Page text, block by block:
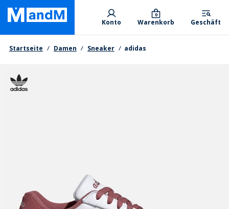
Skip
main
content
Primary departments
Konto Warenkorb
0
Geschäft
Brotkrumen
Startseite Damen Sneaker adidas